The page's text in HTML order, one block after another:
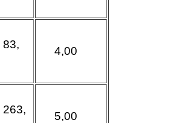
83,
4,00
263,
5,00